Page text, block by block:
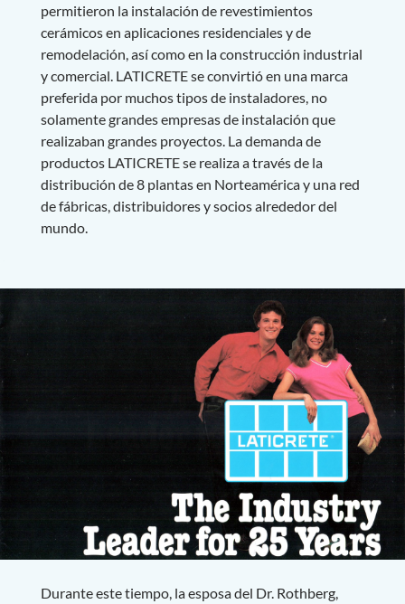
permitieron la instalación de revestimientos
cerámicos en aplicaciones residenciales y de
remodelación, así como en la construcción industrial
y comercial. LATICRETE se convirtió en una marca
preferida por muchos tipos de instaladores, no
solamente grandes empresas de instalación que
realizaban grandes proyectos. La demanda de
productos LATICRETE se realiza a través de la
distribución de 8 plantas en Norteamérica y una red
de fábricas, distribuidores y socios alrededor del
mundo.
Durante este tiempo, la esposa del Dr. Rothberg,